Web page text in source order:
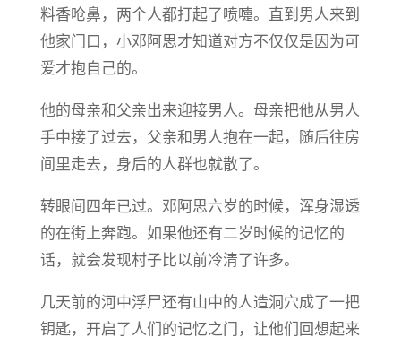
料香呛鼻，两个人都打起了喷嚏。直到男人来到
他家门口，小邓阿思才知道对方不仅仅是因为可
爱才抱自己的。
他的母亲和父亲出来迎接男人。母亲把他从男人
手中接了过去，父亲和男人抱在一起，随后往房
间里走去，身后的人群也就散了。
转眼间四年已过。邓阿思六岁的时候，浑身湿透
的在街上奔跑。如果他还有二岁时候的记忆的
话，就会发现村子比以前冷清了许多。
几天前的河中浮尸还有山中的人造洞穴成了一把
钥匙，开启了人们的记忆之门，让他们回想起来